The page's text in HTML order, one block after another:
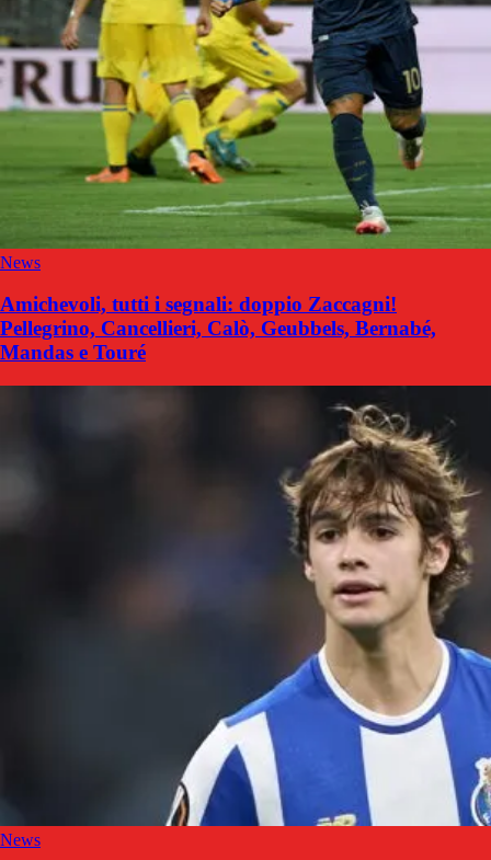
News
Amichevoli, tutti i segnali: doppio Zaccagni!
Pellegrino, Cancellieri, Calò, Geubbels, Bernabé,
Mandas e Touré
News